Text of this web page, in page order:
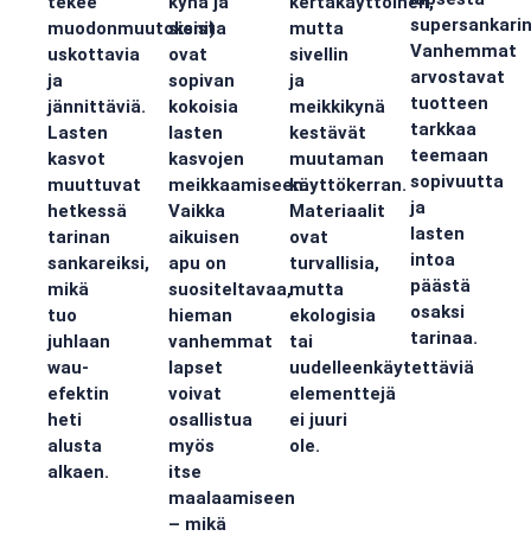
muodonmuutoksista
uskottavia
ja
jännittäviä.
Lasten
kasvot
muuttuvat
hetkessä
tarinan
sankareiksi,
mikä
tuo
juhlaan
wau-
efektin
heti
alusta
alkaen.
sieni)
ovat
sopivan
kokoisia
lasten
kasvojen
meikkaamiseen.
Vaikka
aikuisen
apu on
suositeltavaa,
hieman
vanhemmat
lapset
voivat
osallistua
myös
itse
maalaamiseen
– mikä
mutta
sivellin
ja
meikkikynä
kestävät
muutaman
käyttökerran.
Materiaalit
ovat
turvallisia,
mutta
ekologisia
tai
uudelleenkäytettäviä
elementtejä
ei juuri
ole.
Vanhemmat
arvostavat
tuotteen
tarkkaa
teemaan
sopivuutta
ja
lasten
intoa
päästä
osaksi
tarinaa.